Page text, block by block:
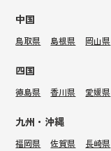
中国
鳥取県 島根県 岡山県
四国
徳島県 香川県 愛媛県
九州・沖縄
福岡県 佐賀県 長崎県